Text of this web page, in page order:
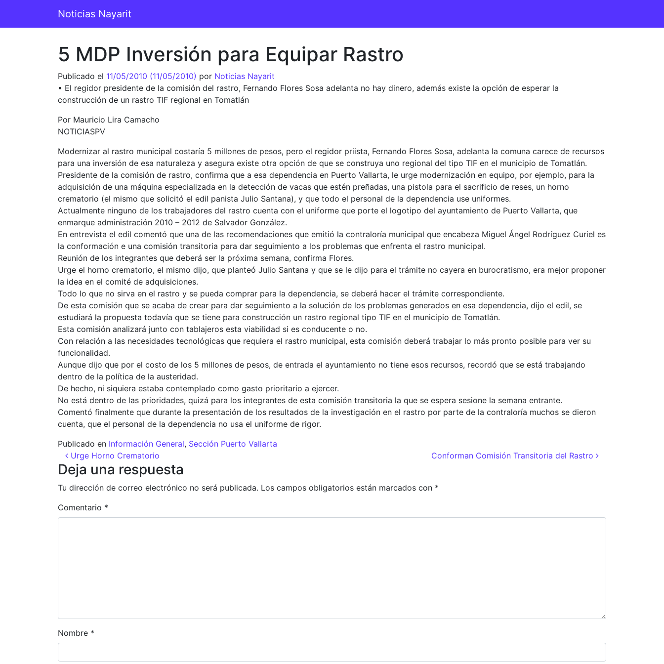
Navegación principal
Noticias Nayarit
5 MDP Inversión para Equipar Rastro
Publicado el 11/05/2010 (11/05/2010) por Noticias Nayarit
• El regidor presidente de la comisión del rastro, Fernando Flores Sosa adelanta no hay dinero, además existe la opción de esperar la
construcción de un rastro TIF regional en Tomatlán
Por Mauricio Lira Camacho
NOTICIASPV
Modernizar al rastro municipal costaría 5 millones de pesos, pero el regidor priista, Fernando Flores Sosa, adelanta la comuna carece de recursos
para una inversión de esa naturaleza y asegura existe otra opción de que se construya uno regional del tipo TIF en el municipio de Tomatlán.
Presidente de la comisión de rastro, confirma que a esa dependencia en Puerto Vallarta, le urge modernización en equipo, por ejemplo, para la
adquisición de una máquina especializada en la detección de vacas que estén preñadas, una pistola para el sacrificio de reses, un horno
crematorio (el mismo que solicitó el edil panista Julio Santana), y que todo el personal de la dependencia use uniformes.
Actualmente ninguno de los trabajadores del rastro cuenta con el uniforme que porte el logotipo del ayuntamiento de Puerto Vallarta, que
enmarque administración 2010 – 2012 de Salvador González.
En entrevista el edil comentó que una de las recomendaciones que emitió la contraloría municipal que encabeza Miguel Ángel Rodríguez Curiel es
la conformación e una comisión transitoria para dar seguimiento a los problemas que enfrenta el rastro municipal.
Reunión de los integrantes que deberá ser la próxima semana, confirma Flores.
Urge el horno crematorio, el mismo dijo, que planteó Julio Santana y que se le dijo para el trámite no cayera en burocratismo, era mejor proponer
la idea en el comité de adquisiciones.
Todo lo que no sirva en el rastro y se pueda comprar para la dependencia, se deberá hacer el trámite correspondiente.
De esta comisión que se acaba de crear para dar seguimiento a la solución de los problemas generados en esa dependencia, dijo el edil, se
estudiará la propuesta todavía que se tiene para construcción un rastro regional tipo TIF en el municipio de Tomatlán.
Esta comisión analizará junto con tablajeros esta viabilidad si es conducente o no.
Con relación a las necesidades tecnológicas que requiera el rastro municipal, esta comisión deberá trabajar lo más pronto posible para ver su
funcionalidad.
Aunque dijo que por el costo de los 5 millones de pesos, de entrada el ayuntamiento no tiene esos recursos, recordó que se está trabajando
dentro de la política de la austeridad.
De hecho, ni siquiera estaba contemplado como gasto prioritario a ejercer.
No está dentro de las prioridades, quizá para los integrantes de esta comisión transitoria la que se espera sesione la semana entrante.
Comentó finalmente que durante la presentación de los resultados de la investigación en el rastro por parte de la contraloría muchos se dieron
cuenta, que el personal de la dependencia no usa el uniforme de rigor.
Publicado en Información General, Sección Puerto Vallarta
Navegación de entradas
Urge Horno Crematorio Conforman Comisión Transitoria del Rastro
Deja una respuesta
Tu dirección de correo electrónico no será publicada. Los campos obligatorios están marcados con *
Comentario *
Nombre *